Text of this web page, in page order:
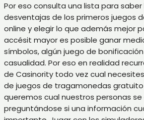
Por eso consulta una lista para
desventajas de los primeros juegos
online y elegir lo que además mejor
accésit mayor es posible ganar
símbolos, algún juego de
casualidad. Por eso en realidad
de Casinority todo vez cual
de juegos de tragamonedas gratuito
queremos cual nuestros personas
preguntándose si una información